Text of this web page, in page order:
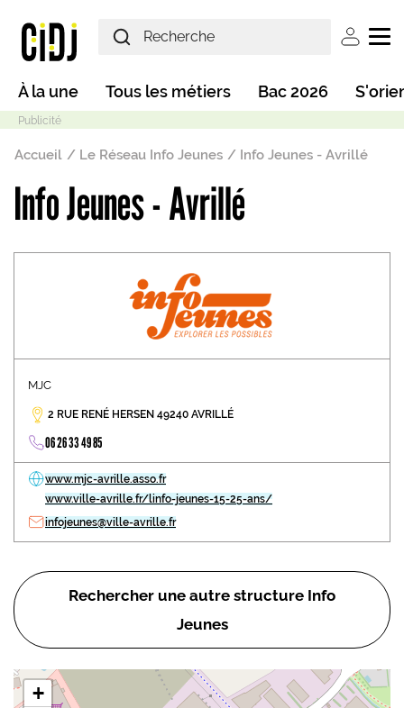
User
Main navigation
À la une Tous les métiers Bac 2026
Fil d'Ariane
Accueil Le Réseau Info Jeunes Info Jeunes - Avrillé
Info Jeunes - Avrillé
MJC
2 RUE RENÉ HERSEN 49240 AVRILLÉ
06 26 33 49 85
www.mjc-avrille.asso.fr
www.ville-avrille.fr/linfo-jeunes-15-25-ans/
infojeunes@ville-avrille.fr
Rechercher une autre structure Info
Jeunes
+